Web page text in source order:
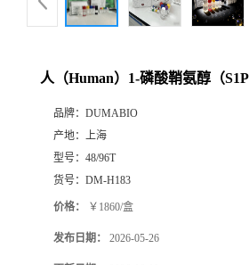
品
人（Human）1-磷酸鞘氨醇（
品牌： DUMABIO
产地： 上海
型号： 48/96T
货号： DM-H183
价格： ￥1860/盒
发布日期： 2026-05-26